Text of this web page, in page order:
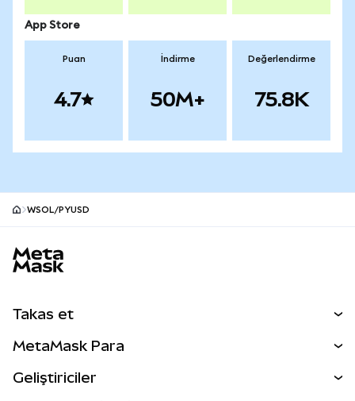
App Store
Puan
4.7
İndirme
50M+
Değerlendirme
75.8K
WSOL/PYUSD
Takas et
Perps
MetaMask Para
Geliştiriciler